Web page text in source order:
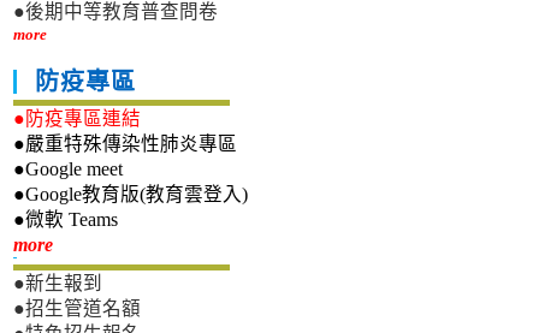
●後期中等教育普查問卷
more
防疫專區
●防疫專區連結
●嚴重特殊傳染性肺炎專區
●Google meet
●Google教育版(教育雲登入)
●微軟 Teams
more新生專區
●新生報到
●招生管道名額